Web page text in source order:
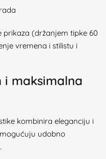
(držanjem tipke 60
vremena i stilistu i
i maksimalna
kombinira eleganciju i
udobno